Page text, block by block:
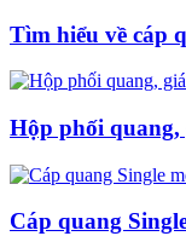
Tìm hiểu về cáp
Hộp phối quang,
Cáp quang